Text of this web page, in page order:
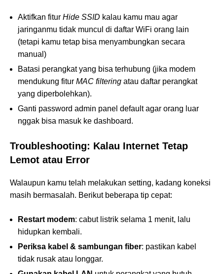
Aktifkan fitur Hide SSID kalau kamu mau agar
jaringanmu tidak muncul di daftar WiFi orang lain
(tetapi kamu tetap bisa menyambungkan secara
manual)
Batasi perangkat yang bisa terhubung (jika modem
mendukung fitur MAC filtering atau daftar perangkat
yang diperbolehkan).
Ganti password admin panel default agar orang luar
nggak bisa masuk ke dashboard.
Troubleshooting: Kalau Internet Tetap
Lemot atau Error
Walaupun kamu telah melakukan setting, kadang koneksi
masih bermasalah. Berikut beberapa tip cepat:
Restart modem: cabut listrik selama 1 menit, lalu
hidupkan kembali.
Periksa kabel & sambungan fiber: pastikan kabel
tidak rusak atau longgar.